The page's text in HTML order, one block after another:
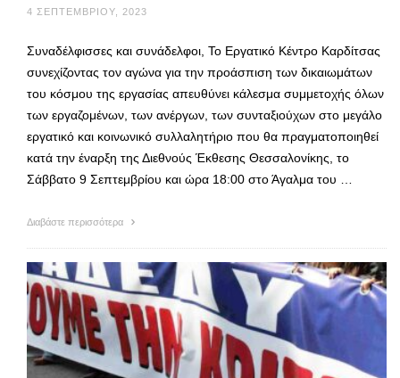
4 ΣΕΠΤΕΜΒΡΊΟΥ, 2023
Συναδέλφισσες και συνάδελφοι, Το Εργατικό Κέντρο Καρδίτσας
συνεχίζοντας τον αγώνα για την προάσπιση των δικαιωμάτων
του κόσμου της εργασίας απευθύνει κάλεσμα συμμετοχής όλων
των εργαζομένων, των ανέργων, των συνταξιούχων στο μεγάλο
εργατικό και κοινωνικό συλλαλητήριο που θα πραγματοποιηθεί
κατά την έναρξη της Διεθνούς Έκθεσης Θεσσαλονίκης, το
Σάββατο 9 Σεπτεμβρίου και ώρα 18:00 στο Άγαλμα του …
Διαβάστε περισσότερα